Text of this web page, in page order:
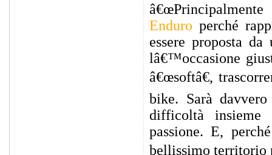
Enduro perché
essere proposta
lâ€™occasione
â€œsoftâ€,
bike. Sarà
difficoltà insieme
passione. E,
bellissimo territorio